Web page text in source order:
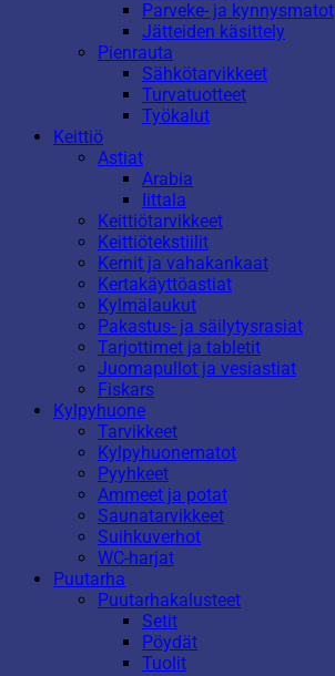
Parveke- ja kynnysmatot
Jätteiden käsittely
Pienrauta
Sähkötarvikkeet
Turvatuotteet
Työkalut
Keittiö
Astiat
Arabia
Iittala
Keittiötarvikkeet
Keittiötekstiilit
Kernit ja vahakankaat
Kertakäyttöastiat
Kylmälaukut
Pakastus- ja säilytysrasiat
Tarjottimet ja tabletit
Juomapullot ja vesiastiat
Fiskars
Kylpyhuone
Tarvikkeet
Kylpyhuonematot
Pyyhkeet
Ammeet ja potat
Saunatarvikkeet
Suihkuverhot
WC-harjat
Puutarha
Puutarhakalusteet
Setit
Pöydät
Tuolit